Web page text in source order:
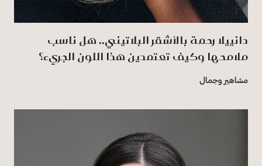
دانييلا رحمة بالأشقر البلاتيني.. هل ناسب
ملامحها وكيف تعتمدين هذا اللون الجريء؟
مشاهير وجمال